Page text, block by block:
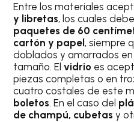
Entre los materiales
y libretas, los cuales
paquetes de 60
cartón y papel , siempre
doblados y amarrados
tamaño. Elvidrio es
piezas completas o en
cuatro costales de este
boletos. En el caso del
de champú, cubetas y